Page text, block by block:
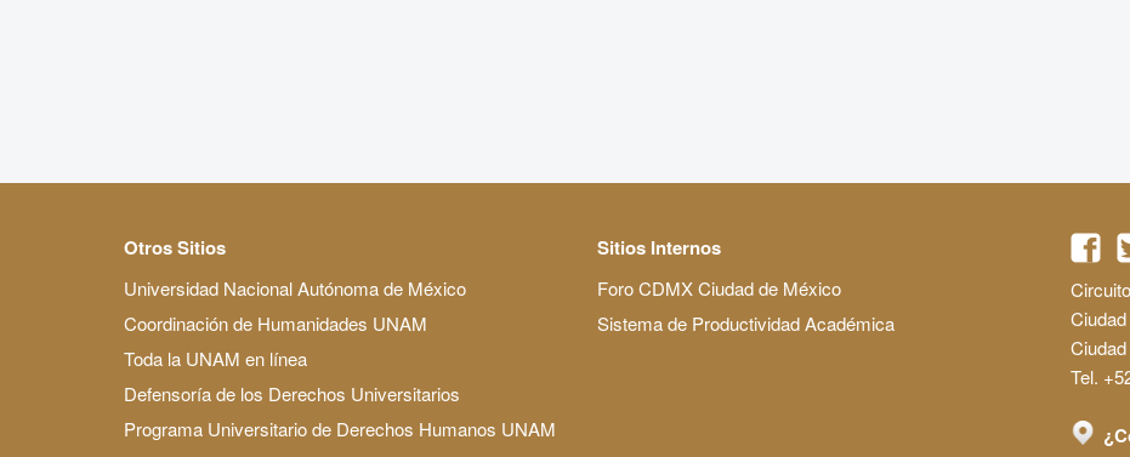
Otros Sitios
Universidad Nacional Autónoma de México
Coordinación de Humanidades UNAM
Toda la UNAM en línea
Defensoría de los Derechos Universitarios
Programa Universitario de Derechos Humanos UNAM
Sitios Internos
Foro CDMX Ciudad de México
Sistema de Productividad Académica
Tel.